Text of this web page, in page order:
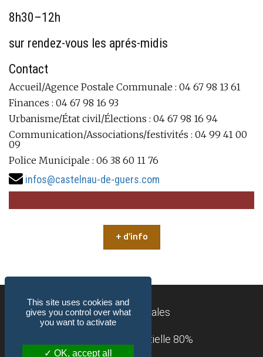
8h30–12h
sur rendez-vous les aprés-midis
Contact
Accueil/Agence Postale Communale : 04 67 98 13 61
Finances : 04 67 98 16 93
Urbanisme/État civil/Élections : 04 67 98 16 94
Communication/Associations/festivités : 04 99 41 00
09
Police Municipale : 06 38 60 11 76
infos@castelnau-de-guers.com
+ d'info
Mentions légales
Accessibilité : partielle 80%
This site uses cookies and
gives you control over what
you want to activate
OK, accept all